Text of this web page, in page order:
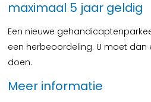
maximaal 5 jaar geldig
Een nieuwe
een herbeoordeling. U moet
doen.
Meer informatie